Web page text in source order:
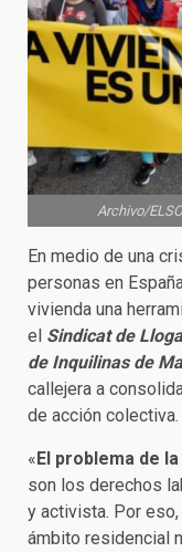
Archivo/
En medio de una
personas en
vivienda una
el Sindicat de
de Inquilinas de
callejera a
de acción colectiva.
«El problema de
son los derechos
y activista. Por
ámbito residencial